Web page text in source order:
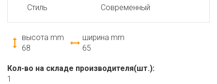
Стиль Современный
высота mm
68
ширина mm
65
Кол-во на складе производителя(шт.):
1